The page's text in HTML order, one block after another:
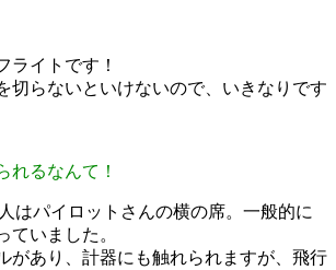
ライトです！
切らないといけないので、いきなりです
れるなんて！
はパイロットさんの横の席。一般的に
ていました。
があり、計器にも触れられますが、飛行